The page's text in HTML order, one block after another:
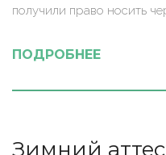
получили право носить
ПОДРОБНЕЕ
Зимний